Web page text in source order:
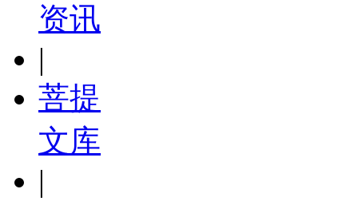
资讯
|
菩提
文库
|